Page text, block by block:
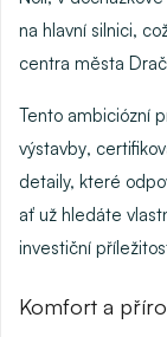
na hlavní silnici,
centra města
Tento ambiciózní
výstavby,
detaily, které
ať už hledáte
investiční
Komfort a